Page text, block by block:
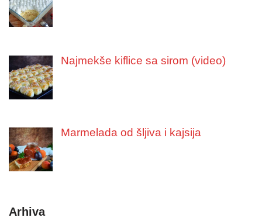
Najmekše kiflice sa sirom (video)
Marmelada od šljiva i kajsija
Arhiva